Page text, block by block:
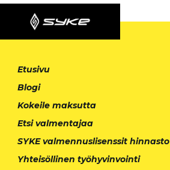
Etusivu
Blogi
Kokeile maksutta
Etsi valmentajaa
SYKE valmennuslisenssit hinnasto
Yhteisöllinen työhyvinvointi